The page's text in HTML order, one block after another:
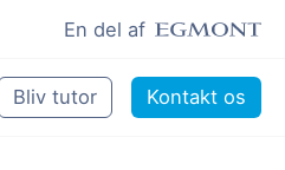
En del af
Bliv tutor Kontakt os